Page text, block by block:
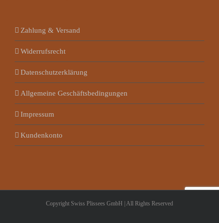
Zahlung & Versand
Widerrufsrecht
Datenschutzerklärung
Allgemeine Geschäftsbedingungen
Impressum
Kundenkonto
Copyright Swiss Plissees GmbH | All Rights Reserved